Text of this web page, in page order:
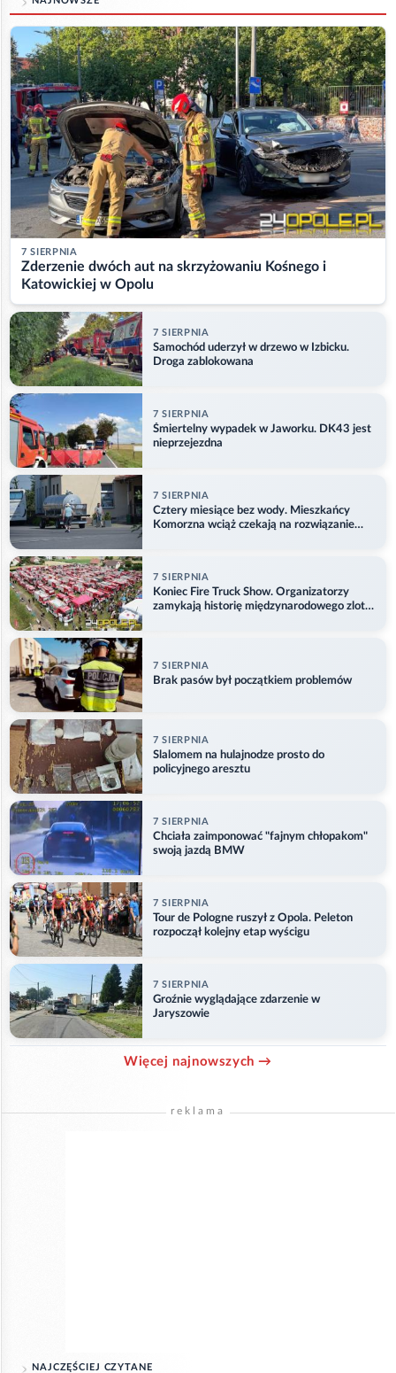
7 SIERPNIA
Zderzenie dwóch aut na skrzyżowaniu Kośnego i
Katowickiej w Opolu
7 SIERPNIA
Samochód uderzył w drzewo w Izbicku.
Droga zablokowana
7 SIERPNIA
Śmiertelny wypadek w Jaworku. DK43 jest
nieprzejezdna
7 SIERPNIA
Cztery miesiące bez wody. Mieszkańcy
Komorzna wciąż czekają na rozwiązanie
7 SIERPNIA
Koniec Fire Truck Show. Organizatorzy
zamykają historię międzynarodowego zlotu
7 SIERPNIA
Brak pasów był początkiem problemów
7 SIERPNIA
Slalomem na hulajnodze prosto do
policyjnego aresztu
7 SIERPNIA
Chciała zaimponować "fajnym chłopakom"
swoją jazdą BMW
7 SIERPNIA
Tour de Pologne ruszył z Opola. Peleton
rozpoczął kolejny etap wyścigu
7 SIERPNIA
Groźnie wyglądające zdarzenie w
Jaryszowie
Więcej najnowszych →
reklama
NAJCZĘŚCIEJ CZYTANE